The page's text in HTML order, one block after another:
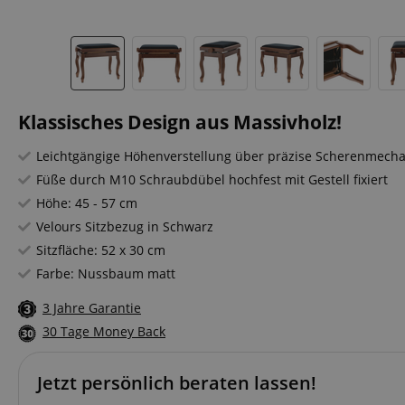
Klassisches Design aus Massivholz!
Leichtgängige Höhenverstellung über präzise
Füße durch M10 Schraubdübel hochfest mit Gestell fixiert
Höhe: 45 - 57 cm
Velours Sitzbezug in Schwarz
Sitzfläche: 52 x 30 cm
Farbe: Nussbaum matt
3 Jahre Garantie
30 Tage Money Back
Jetzt persönlich beraten lassen!